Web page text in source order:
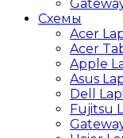
Схемы
Acer
Acer
Apple
Asus
Dell
Fujitsu